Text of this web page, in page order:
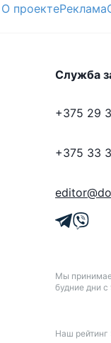
О проектеРеклама
Служба
+375 29
+375 33
Мы
будние дни
Наш рейтинг